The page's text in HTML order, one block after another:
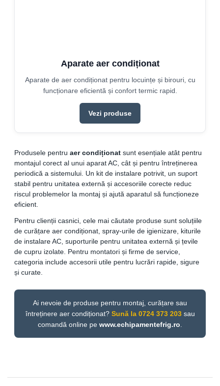
Aparate aer condiționat
Aparate de aer condiționat pentru locuințe și birouri, cu
funcționare eficientă și confort termic rapid.
Vezi produse
Produsele pentru aer condiționat sunt esențiale atât pentru
montajul corect al unui aparat AC, cât și pentru întreținerea
periodică a sistemului. Un kit de instalare potrivit, un suport
stabil pentru unitatea externă și accesoriile corecte reduc
riscul problemelor la montaj și ajută aparatul să funcționeze
eficient.
Pentru clienții casnici, cele mai căutate produse sunt soluțiile
de curățare aer condiționat, spray-urile de igienizare, kiturile
de instalare AC, suporturile pentru unitatea externă și țevile
de cupru izolate. Pentru montatori și firme de service,
categoria include accesorii utile pentru lucrări rapide, sigure
și curate.
Ai nevoie de produse pentru montaj, curățare sau
întreținere aer condiționat? Sună la 0724 373 203sau
comandă online pe www.echipamentefrig.ro